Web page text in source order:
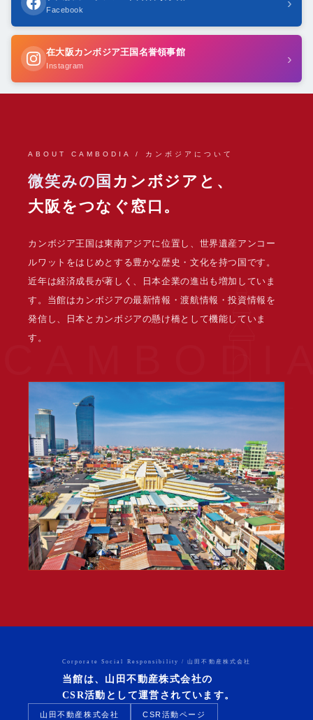
Facebook
在大阪カンボジア王国名誉領事館
Instagram ›
ABOUT CAMBODIA / カンボジアについて
微笑みの国 カンボジアと、
大阪をつなぐ窓口。
カンボジア王国は東南アジアに位置し、世界遺産アンコー
ルワットをはじめとする豊かな歴史・文化を持つ国です。
近年は経済成長が著しく、日本企業の進出も増加していま
す。当館はカンボジアの最新情報・渡航情報・投資情報を
発信し、日本とカンボジアの懸け橋として機能していま
す。
Corporate Social Responsibility / 山田不動産株式会社
当館は、山田不動産株式会社の
CSR活動として運営されています。
山田不動産株式会社 CSR活動ページ